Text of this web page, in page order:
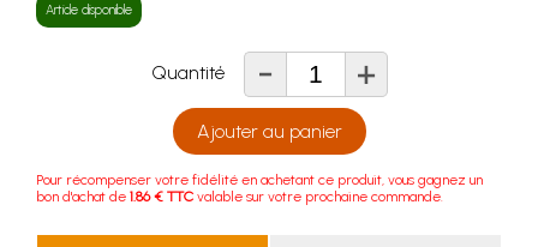
Article disponible
Quantité - +
Ajouter au panier
Pour récompenser votre fidélité en achetant ce produit, vous gagnez un
bon d'achat de 1.86 € TTC valable sur votre prochaine commande.